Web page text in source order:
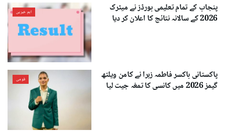
اہم خبریں
پنجاب کے تمام تعلیمی بورڈز نے میٹرک
2026 کے سالانہ نتائج کا اعلان کر دیا
قومی
پاکستانی باکسر فاطمہ زہرا نے کامن ویلتھ
گیمز 2026 میں کانسی کا تمغہ جیت لیا